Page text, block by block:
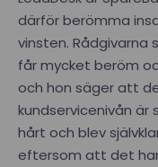
därför berömma
vinsten. Rådgivarna
får mycket beröm
och hon säger att
kundservicenivån är
hårt och blev
eftersom att det